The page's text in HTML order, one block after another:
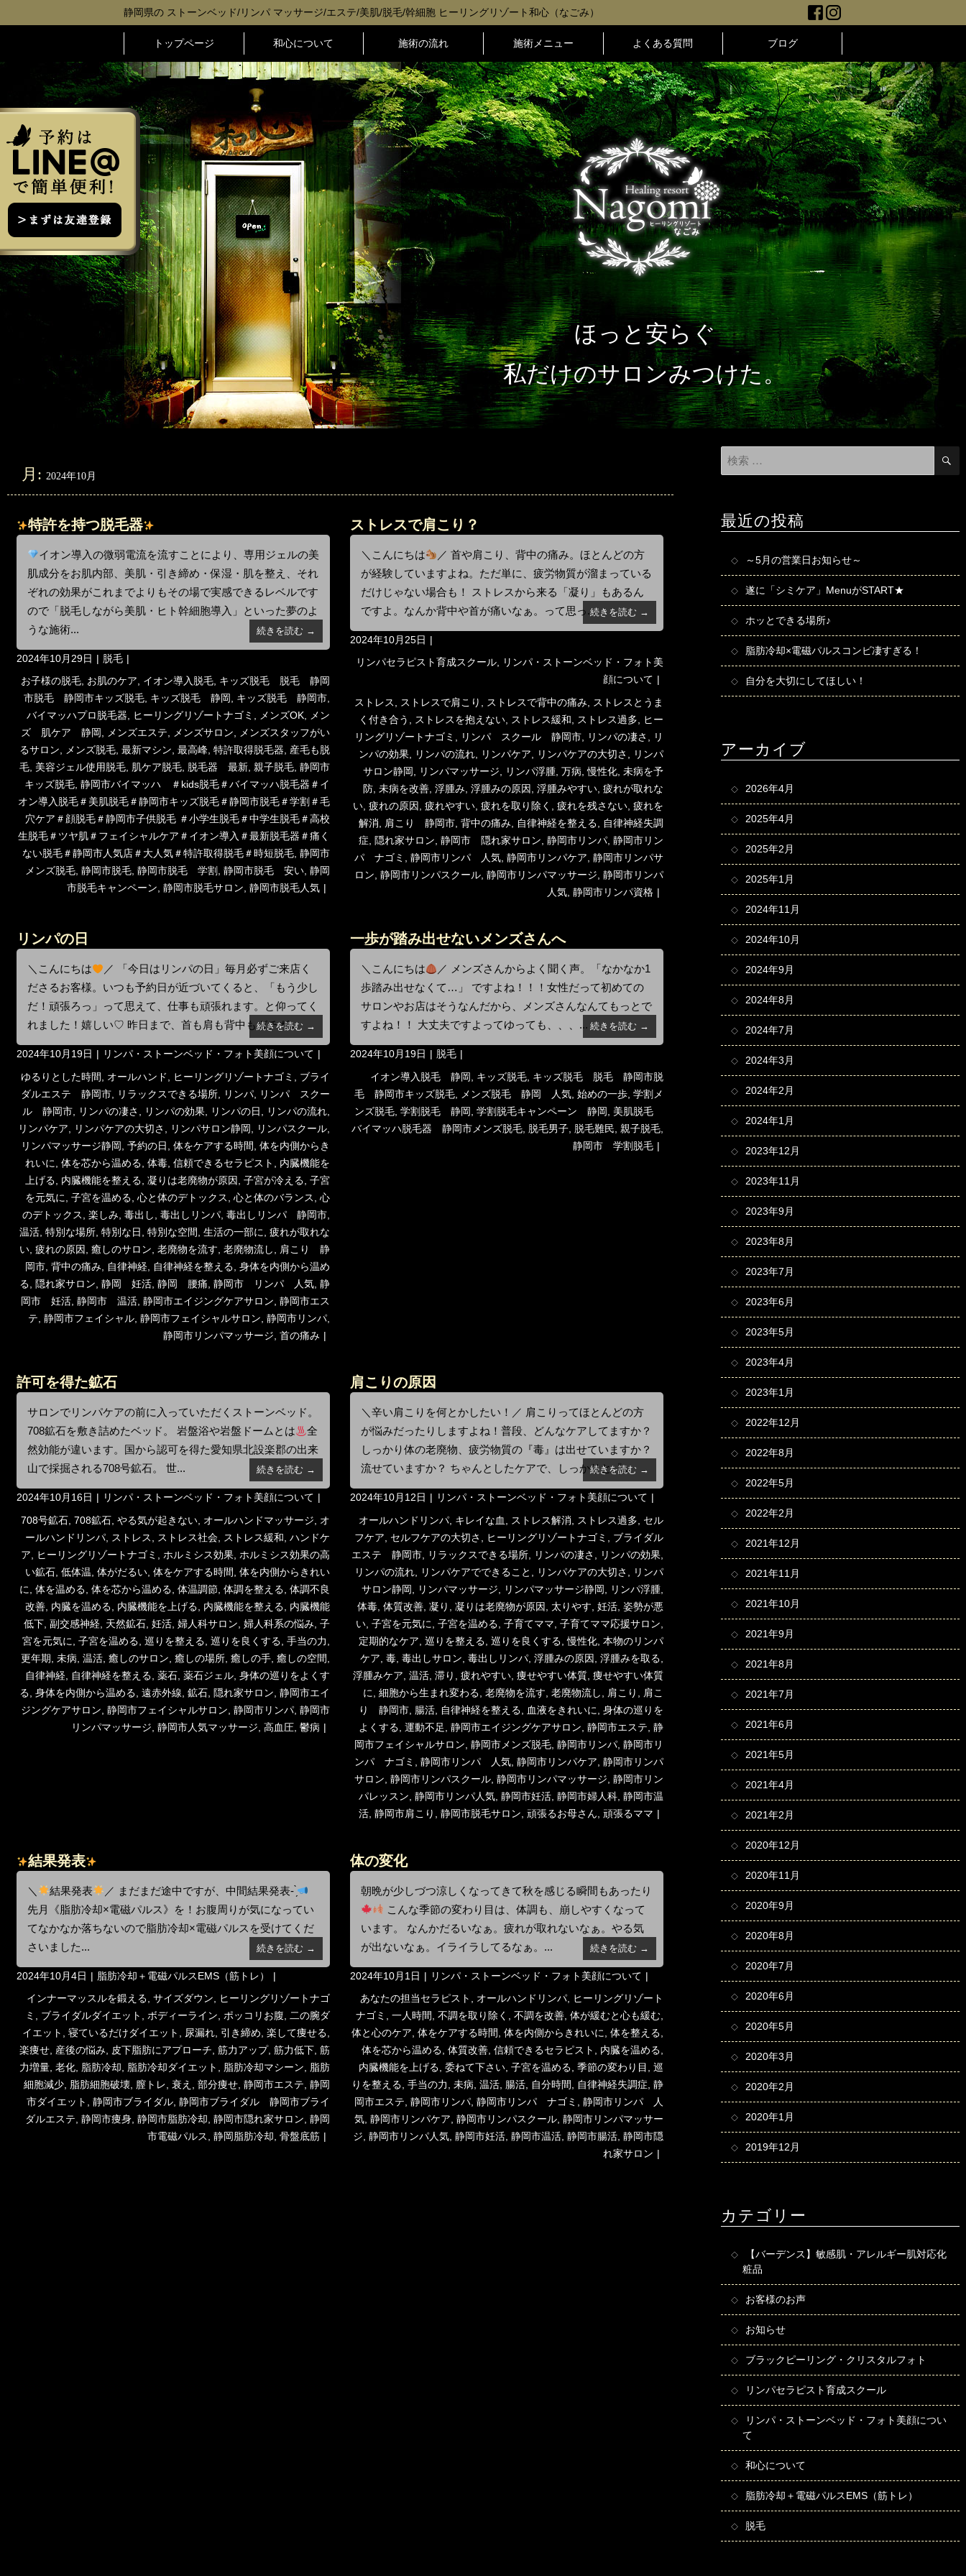
静岡県の ストーンベッド/リンパ マッサージ/エステ/美肌/脱毛/幹細胞 ヒーリングリゾート和心（なごみ）
トップページ 和心について 施術の流れ 施術メニュー よくある質問 ブログ
ほっと安らぐ
私だけのサロンみつけた。
月: 2024年10月
特許を持つ脱毛器
イオン導入の微弱電流を流すことにより、専用ジェルの美
肌成分をお肌内部、美肌・引き締め・保湿・肌を整え、それ
ぞれの効果がこれまでよりもその場で実感できるレベルです
ので「脱毛しながら美肌・ヒト幹細胞導入」といった夢のよ
うな施術...
続きを読む →
投
稿
日:
2024年10月29日
カ
テ
リ
脱毛
タ
グ
お子様の脱毛 お肌のケア イオン導入脱毛 キッズ脱毛 脱毛 静岡
市脱毛 静岡市キッズ脱毛 キッズ脱毛 静岡 キッズ脱毛 静岡市
バイマッハプロ脱毛器
ヒーリングリゾートナゴミ メンズOK
メン
ズ 肌ケア 静岡
メンズエステ メンズサロン
メンズスタッフがい
るサロン
メンズ脱毛 ,最新マシン ,最高峰 ,特許取得脱毛器
産毛も脱
毛 美容ジェル使用脱毛 肌ケア脱毛 脱毛器 最新 ,親子脱毛 ,静岡市
キッズ脱毛 ,静岡市バイマッハ ＃kids脱毛＃バイマッハ脱毛器＃イ
オン導入脱毛＃美肌脱毛＃静岡市キッズ脱毛＃静岡市脱毛＃学割＃毛
穴ケア＃顔脱毛＃静岡市子供脱毛 ＃小学生脱毛＃中学生脱毛＃高校
生脱毛＃ツヤ肌＃フェイシャルケア＃イオン導入＃最新脱毛器＃痛く
ない脱毛＃静岡市人気店＃大人気＃特許取得脱毛＃時短脱毛 ,静岡市
メンズ脱毛 ,静岡市脱毛 ,静岡市脱毛 学割 ,静岡市脱毛 安い ,静岡
市脱毛キャンペーン ,静岡市脱毛サロン ,静岡市脱毛人気
ストレスで肩こり？
＼こんにちは
／ 首や肩こり、背中の痛み。ほとんどの方
が経験していますよね。ただ単に、疲労物質が溜まっている
だけじゃない場合も！ ストレスから来る「凝り」もあるん
ですよ。なんか背中や首が痛いなぁ。って思っ...続きを読む →
投
稿
2024年10月25日
カ
リ
リンパセラピスト育成スクール
リンパ・ストーンベッド・フォト美
顔について
タ
グ
ストレス ストレスで肩こり ストレスで背中の痛み
ストレスとうま
く付き合う
ストレスを抱えない ストレス緩和 ストレス過多
ヒー
リングリゾートナゴミ
リンパ スクール 静岡市 リンパの凄さ
リ
ンパの効果
リンパの流れ リンパケア リンパケアの大切さ
リンパ
サロン静岡
リンパマッサージ リンパ浮腫 ,万病 ,慢性化 ,未病を予
防 ,未病を改善 ,浮腫み ,浮腫みの原因 ,浮腫みやすい ,疲れが取れな
い ,疲れの原因 ,疲れやすい ,疲れを取り除く ,疲れを残さない ,疲れを
解消
肩こり 静岡市 ,背中の痛み 自律神経を整える
自律神経失調
症 ,隠れ家サロン ,静岡市 隠れ家サロン ,静岡市リンパ ,静岡市リン
パ ナゴミ
,静岡市リンパ 人気 ,静岡市リンパケア ,静岡市リンパサ
ロン ,静岡市リンパスクール ,静岡市リンパマッサージ ,静岡市リンパ
人気 ,静岡市リンパ資格
リンパの日
＼こんにちは
／ 「今日はリンパの日」毎月必ずご来店く
ださるお客様。いつも予約日が近づいてくると、「もう少し
だ！頑張ろっ」って思えて、仕事も頑張れます。と仰ってく
れました！嬉しい♡ 昨日まで、首も肩も背中もガチガ...
続きを読む →
投
稿
日:
2024年10月19日
カ
テ
ゴ
リ
ー
リンパ・ストーンベッド・フォト美顔について
タ
グ
ゆるりとした時間 オールハンド ヒーリングリゾートナゴミ
ブライ
ダルエステ 静岡市
リラックスできる場所 リンパ
リンパ スクー
ル 静岡市
リンパの凄さ リンパの効果 リンパの日 リンパの流れ
リンパケア
リンパケアの大切さ リンパサロン静岡 リンパスクール
リンパマッサージ静岡
,予約の日 ,体をケアする時間 ,体を内側からき
れいに
,体を芯から温める ,体毒 ,信頼できるセラピスト
内臓機能を
上げる
内臓機能を整える ,凝りは老廃物が原因 ,子宮が冷える ,子宮
を元気に
,子宮を温める ,心と体のデトックス ,心と体のバランス ,心
のデトックス
,楽しみ ,毒出し ,毒出しリンパ ,毒出しリンパ 静岡市
温活 ,特別な場所 ,特別な日 ,特別な空間 ,生活の一部に ,疲れが取れな
い ,疲れの原因 ,癒しのサロン ,老廃物を流す ,老廃物流し
肩こり 静
岡市 ,背中の痛み 自律神経 自律神経を整える ,身体を内側から温め
る
隠れ家サロン ,静岡 妊活 ,静岡 腰痛 ,静岡市 リンパ 人気 ,静
岡市 妊活 ,静岡市 温活 ,静岡市エイジングケアサロン ,静岡市エス
テ ,静岡市フェイシャル ,静岡市フェイシャルサロン ,静岡市リンパ
静岡市リンパマッサージ ,首の痛み
一歩が踏み出せないメンズさんへ
＼こんにちは
／ メンズさんからよく聞く声。「なかなか1
歩踏み出せなくて…」 ですよね！！！女性だって初めての
サロンやお店はそうなんだから、メンズさんなんてもっとで
すよね！！ 大丈夫ですよってゆっても、、、... 続きを読む →
投
日:
2024年10月19日
カ
テ
ゴ
リ
ー
脱毛
タ
グ
イオン導入脱毛 静岡 キッズ脱毛 キッズ脱毛 脱毛 静岡市脱
毛 静岡市キッズ脱毛
メンズ脱毛 静岡 人気 ,始めの一歩 ,学割メ
ンズ脱毛 ,学割脱毛 静岡 ,学割脱毛キャンペーン 静岡
美肌脱毛
バイマッハ脱毛器 静岡市メンズ脱毛 脱毛男子 脱毛難民 ,親子脱毛
静岡市 学割脱毛
許可を得た鉱石
サロンでリンパケアの前に入っていただくストーンベッド。
708鉱石を敷き詰めたベッド。 岩盤浴や岩盤ドームとは
全
然効能が違います。国から認可を得た愛知県北設楽郡の出来
山で採掘される708号鉱石。 世...
続きを読む →
投
稿
2024年10月16日
カ
テ
ゴ
リ
ー
リンパ・ストーンベッド・フォト美顔について
タ
グ
708号鉱石 ,708鉱石 ,やる気が起きない オールハンドマッサージ
オ
ールハンドリンパ
ストレス ストレス社会 ストレス緩和 ,ハンドケ
ア
ヒーリングリゾートナゴミ ホルミシス効果 ホルミシス効果の高
い鉱石 ,低体温 ,体がだるい ,体をケアする時間 ,体を内側からきれい
に
,体を温める ,体を芯から温める ,体温調節 ,体調を整える ,体調不良
改善 内臓を温める 内臓機能を上げる 内臓機能を整える
内臓機能
低下 ,副交感神経 天然鉱石 ,妊活 ,婦人科サロン ,婦人科系の悩み ,子
宮を元気に
,子宮を温める ,巡りを整える ,巡りを良くする ,手当の力
更年期 ,未病 ,温活 ,癒しのサロン ,癒しの場所 ,癒しの手 ,癒しの空間
自律神経
自律神経を整える ,薬石 ,薬石ジェル ,身体の巡りをよくす
る ,身体を内側から温める ,遠赤外線 ,鉱石 隠れ家サロン ,静岡市エイ
ジングケアサロン ,静岡市フェイシャルサロン ,静岡市リンパ ,静岡市
リンパマッサージ ,静岡市人気マッサージ ,高血圧 ,鬱病
肩こりの原因
＼辛い肩こりを何とかしたい！／ 肩こりってほとんどの方
が悩みだったりしますよね！普段、どんなケアしてますか？
しっかり体の老廃物、疲労物質の『毒』は出せていますか？
流せていますか？ ちゃんとしたケアで、しっかりと『...
続きを読む →
投
日:
2024年10月12日
カ
ゴ
リ
リンパ・ストーンベッド・フォト美顔について
タ
グ
オールハンドリンパ キレイな血 ストレス解消 ストレス過多
セル
フケア
セルフケアの大切さ ヒーリングリゾートナゴミ
ブライダル
エステ 静岡市
リラックスできる場所 リンパの凄さ リンパの効果
リンパの流れ
リンパケアでできること リンパケアの大切さ
リンパ
サロン静岡
リンパマッサージ リンパマッサージ静岡 リンパ浮腫
体毒 ,体質改善 ,凝り ,凝りは老廃物が原因 太りやす ,妊活 ,姿勢が悪
い ,子宮を元気に ,子宮を温める ,子育てママ ,子育てママ応援サロン
定期的なケア ,巡りを整える ,巡りを良くする ,慢性化 ,本物のリンパ
ケア ,毒 ,毒出しサロン ,毒出しリンパ ,浮腫みの原因 ,浮腫みを取る
浮腫みケア ,温活 ,滞り ,疲れやすい ,痩せやすい体質 ,痩せやすい体質
に
,細胞から生まれ変わる ,老廃物を流す ,老廃物流し 肩こり
肩こ
り 静岡市 腸活 自律神経を整える 血液をきれいに ,身体の巡りを
よくする ,運動不足 ,静岡市エイジングケアサロン ,静岡市エステ ,静
岡市フェイシャルサロン ,静岡市メンズ脱毛 ,静岡市リンパ ,静岡市リ
ンパ ナゴミ
,静岡市リンパ 人気 ,静岡市リンパケア ,静岡市リンパ
サロン ,静岡市リンパスクール ,静岡市リンパマッサージ ,静岡市リン
パレッスン ,静岡市リンパ人気 ,静岡市妊活 ,静岡市婦人科 ,静岡市温
活 ,静岡市肩こり ,静岡市脱毛サロン ,頑張るお母さん ,頑張るママ
結果発表
＼ 結果発表
／ まだまだ途中ですが、中間結果発表- ̗̀
先月《脂肪冷却×電磁パルス》を！お腹周りが気になってい
てなかなか落ちないので脂肪冷却×電磁パルスを受けてくだ
さいました...
続きを読む →
投
日:
2024年10月4日
カ
テ
ゴ
リ
ー
脂肪冷却＋電磁パルスEMS（筋トレ）
タ
グ
インナーマッスルを鍛える ,サイズダウン
ヒーリングリゾートナゴ
ミ
ブライダルダイエット ボディーライン ポッコリお腹
二の腕ダ
イエット
,寝ているだけダイエット 尿漏れ 引き締め ,楽して痩せる
楽痩せ 産後の悩み 皮下脂肪にアプローチ ,筋力アップ,筋力低下 ,筋
力増量 ,老化 脂肪冷却 脂肪冷却ダイエット 脂肪冷却マシーン
脂肪
細胞減少 脂肪細胞破壊 膣トレ ,衰え ,部分痩せ ,静岡市エステ ,静岡
市ダイエット
,静岡市ブライダル ,静岡市ブライダル 静岡市ブライ
ダルエステ ,静岡市痩身 ,静岡市脂肪冷却 ,静岡市隠れ家サロン ,静岡
市電磁パルス
,静岡脂肪冷却 ,骨盤底筋
体の変化
朝晩が少しづつ涼しくなってきて秋を感じる瞬間もあったり
こんな季節の変わり目は、体調も、崩しやすくなって
います。 なんかだるいなぁ。疲れが取れないなぁ。やる気
が出ないなぁ。イライラしてるなぁ。...
続きを読む →
投
日:
2024年10月1日
カ
テ
ゴ
リ
ー
リンパ・ストーンベッド・フォト美顔について
タ
グ
あなたの担当セラピスト オールハンドリンパ
ヒーリングリゾート
ナゴミ
,一人時間 ,不調を取り除く ,不調を改善 ,体が緩むと心も緩む
体と心のケア ,体をケアする時間 ,体を内側からきれいに ,体を整える
体を芯から温める ,体質改善 ,信頼できるセラピスト 内臓を温める
内臓機能を上げる ,委ねて下さい ,子宮を温める ,季節の変わり目 ,巡
りを整える ,手当の力 ,未病 ,温活 腸活 自分時間 自律神経失調症 ,静
岡市エステ ,静岡市リンパ ,静岡市リンパ ナゴミ ,静岡市リンパ 人
気 ,静岡市リンパケア ,静岡市リンパスクール ,静岡市リンパマッサー
ジ ,静岡市リンパ人気 ,静岡市妊活 ,静岡市温活 ,静岡市腸活 ,静岡市隠
れ家サロン
検
索
最近の投稿
～5月の営業日お知らせ～
遂に「シミケア」MenuがSTART★
ホッとできる場所♪
脂肪冷却×電磁パルスコンビ凄すぎる！
自分を大切にしてほしい！
アーカイブ
2026年4月
2025年4月
2025年2月
2025年1月
2024年11月
2024年10月
2024年9月
2024年8月
2024年7月
2024年3月
2024年2月
2024年1月
2023年12月
2023年11月
2023年9月
2023年8月
2023年7月
2023年6月
2023年5月
2023年4月
2023年1月
2022年12月
2022年8月
2022年5月
2022年2月
2021年12月
2021年11月
2021年10月
2021年9月
2021年8月
2021年7月
2021年6月
2021年5月
2021年4月
2021年2月
2020年12月
2020年11月
2020年9月
2020年8月
2020年7月
2020年6月
2020年5月
2020年3月
2020年2月
2020年1月
2019年12月
カテゴリー
【バーデンス】敏感肌・アレルギー肌対応化
粧品
お客様のお声
お知らせ
ブラックピーリング・クリスタルフォト
リンパセラピスト育成スクール
リンパ・ストーンベッド・フォト美顔につい
て
和心について
脂肪冷却＋電磁パルスEMS（筋トレ）
脱毛